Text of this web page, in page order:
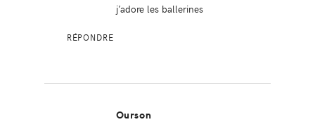
j’adore les ballerines
RÉPONDRE
Ourson